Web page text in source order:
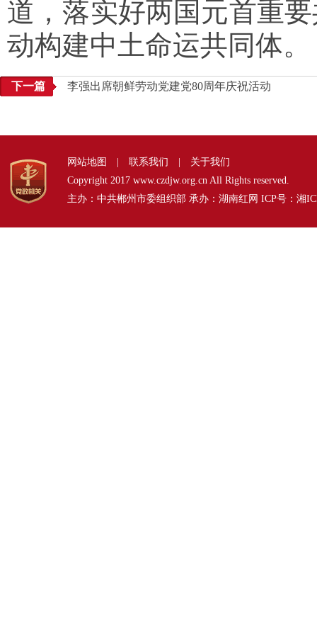
道，落实好两国元首重
动构建中土命运共同体。
下一篇 李强出席朝鲜劳动党建党80周年庆祝活动
网站地图 联系我们
关于我们
Copyright 2017 www.czdjw.org.cn All Rights reserved.
主办：中共郴州市委组织部 承办：湖南红网 ICP号： 湘